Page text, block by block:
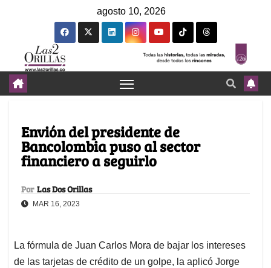
agosto 10, 2026
Envión del presidente de
Bancolombia puso al sector
financiero a seguirlo
Por Las Dos Orillas
MAR 16, 2023
La fórmula de Juan Carlos Mora de bajar los intereses
de las tarjetas de crédito de un golpe, la aplicó Jorge